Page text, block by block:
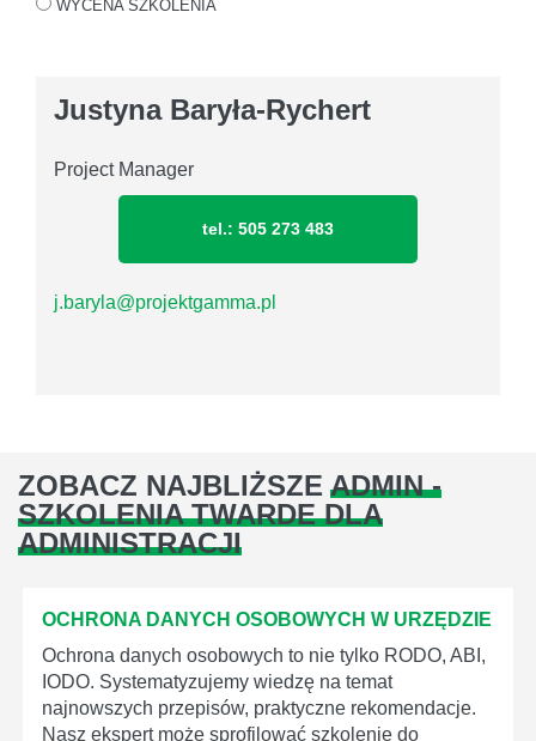
WYCENA SZKOLENIA
Justyna Baryła-Rychert
Project Manager
tel.: 505 273 483
j.baryla@projektgamma.pl
ZOBACZ NAJBLIŻSZE ADMIN -
SZKOLENIA TWARDE DLA
ADMINISTRACJI
OCHRONA DANYCH OSOBOWYCH W URZĘDZIE
Ochrona danych osobowych to nie tylko RODO, ABI,
IODO. Systematyzujemy wiedzę na temat
najnowszych przepisów, praktyczne rekomendacje.
Nasz ekspert może sprofilować szkolenie do